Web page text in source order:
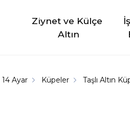
Ziynet ve Külçe
Altın
14 Ayar Küpeler Taşlı Altın